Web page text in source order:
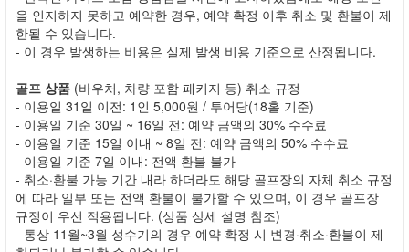
을 인지하지 못하고 예약한 경우, 예약 확정 이후 취소 및 환불이 제
한될 수 있습니다.
- 이 경우 발생하는 비용은 실제 발생 비용 기준으로 산정됩니다.
골프 상품 (바우처, 차량 포함 패키지 등) 취소 규정
- 이용일 31일 이전: 1인 5,000원 / 투어당(18홀 기준)
- 이용일 기준 30일 ~ 16일 전: 예약 금액의 30% 수수료
- 이용일 기준 15일 이내 ~ 8일 전: 예약 금액의 50% 수수료
- 이용일 기준 7일 이내: 전액 환불 불가
- 취소·환불 가능 기간 내라 하더라도 해당 골프장의 자체 취소 규정
에 따라 일부 또는 전액 환불이 불가할 수 있으며, 이 경우 골프장
규정이 우선 적용됩니다. (상품 상세 설명 참조)
- 통상 11월~3월 성수기의 경우 예약 확정 시 변경·취소·환불이 제